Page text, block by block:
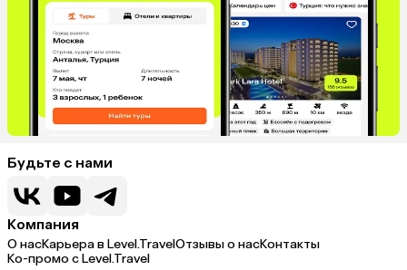
Будьте с нами
Компания
О насКарьера в Level.TravelОтзывы о насКонтакты
Ко-промо с Level.Travel